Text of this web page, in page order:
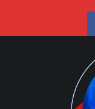
content